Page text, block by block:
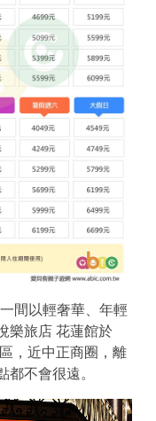
間以輕奢華、年輕
樂旅店 花蓮館於
，近中正商圈，離
不會很遠。